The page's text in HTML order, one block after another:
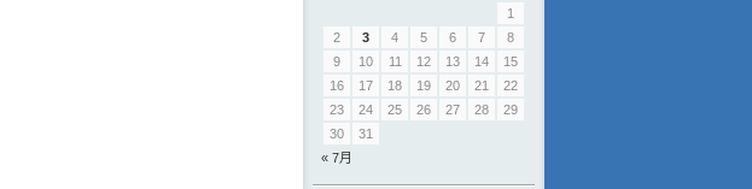
1
2
3 4 5 6 7
8
9
10 11 12 13 14
15
16
17 18 19 20 21
22
23
24 25 26 27 28
29
30
31
« 7月